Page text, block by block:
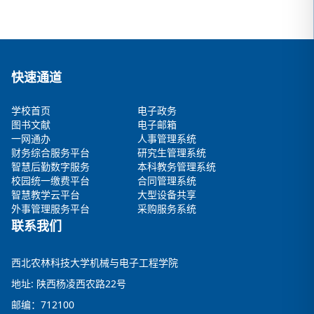
快速通道
学校首页
电子政务
图书文献
电子邮箱
一网通办
人事管理系统
财务综合服务平台
研究生管理系统
智慧后勤数字服务
本科教务管理系统
校园统一缴费平台
合同管理系统
智慧教学云平台
大型设备共享
外事管理服务平台
采购服务系统
联系我们
西北农林科技大学机械与电子工程学院
地址: 陕西杨凌西农路22号
邮编：712100